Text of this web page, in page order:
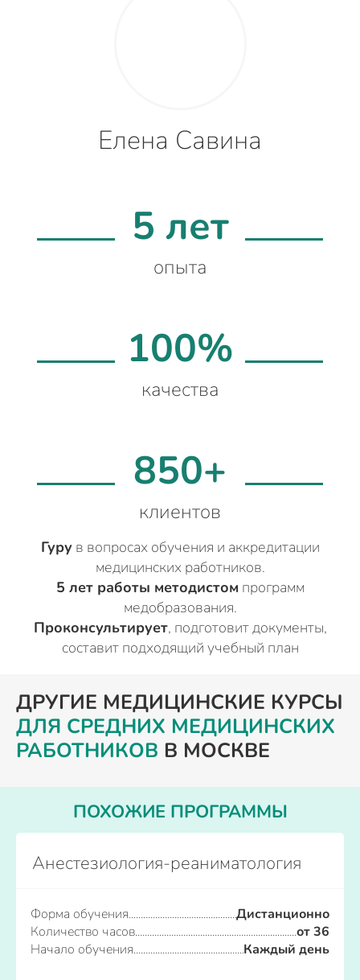
Елена Савина
5 лет
опыта
100%
качества
850+
клиентов
Гуру в вопросах обучения и аккредитации
медицинских работников.
5 лет работы методистом программ
медобразования.
Проконсультирует, подготовит документы,
составит подходящий учебный план
ДРУГИЕ МЕДИЦИНСКИЕ КУРСЫ
ДЛЯ СРЕДНИХ МЕДИЦИНСКИХ
РАБОТНИКОВ В МОСКВЕ
ПОХОЖИЕ ПРОГРАММЫ
Анестезиология-реаниматология
Форма обучения
Дистанционно
Количество часов
от 36
Начало обучения
Каждый день